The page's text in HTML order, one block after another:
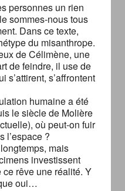
personnes un rien
sommes-nous tous
Dans ce texte,
du misanthrope.
de Célimène, une
de feindre, il use de
s’attirent, s’affrontent
humaine a été
le siècle de Molière
où peut-on fuir
l’espace ?
mais
investissent
rêve une réalité. Y
oui…